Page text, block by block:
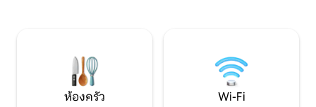
ความเร็วเชื่อมต่อและสร้างความทรงจำที่น่า
ห้องครัว Wi-Fi